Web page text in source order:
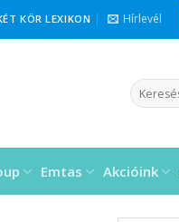
KÖR LEXIKON Hírlevél
Keresés
a
Emtas Akcióink